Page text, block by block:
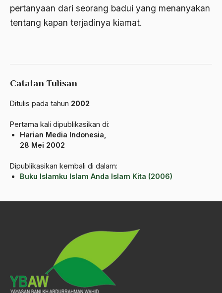
pertanyaan dari seorang badui yang menanyakan
tentang kapan terjadinya kiamat.
Catatan Tulisan
Ditulis pada tahun 2002
Pertama kali dipublikasikan di:
Harian Media Indonesia,
28 Mei 2002
Dipublikasikan kembali di dalam:
Buku Islamku Islam Anda Islam Kita (2006)
Alistair Cook
Allah
Alternatif Nilai
Alternatif Politis
Alvin W. Gouldner
Amar Ma'ruf Nahi Munkar
amerika latin
amerika serikat